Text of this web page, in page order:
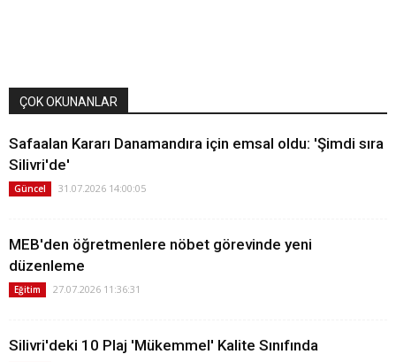
ÇOK OKUNANLAR
Safaalan Kararı Danamandıra için emsal oldu: 'Şimdi sıra
Silivri'de'
Güncel 31.07.2026 14:00:05
MEB'den öğretmenlere nöbet görevinde yeni
düzenleme
Eğitim 27.07.2026 11:36:31
Silivri'deki 10 Plaj 'Mükemmel' Kalite Sınıfında